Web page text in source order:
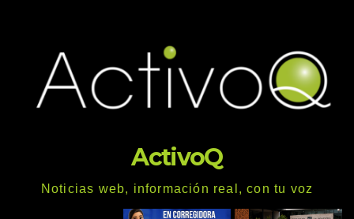
ActivoQ
Noticias web, información real, con tu voz